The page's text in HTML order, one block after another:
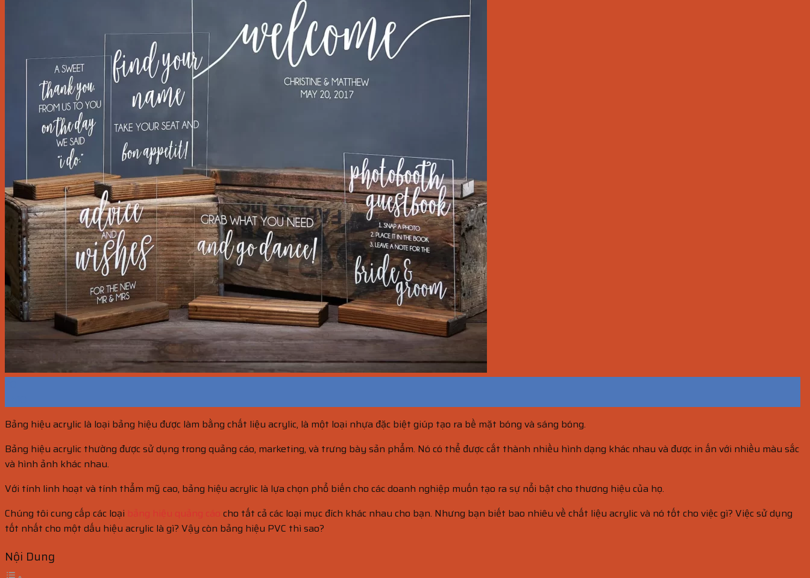
Bảng hiệu acrylic là loại bảng hiệu được làm bằng chất liệu acrylic, là một loại nhựa đặc biệt giúp tạo ra bề mặt bóng và sáng bóng.
Bảng hiệu acrylic thường được sử dụng trong quảng cáo, marketing, và trưng bày sản phẩm. Nó có thể được cắt thành nhiều hình dạng khác nhau và được in ấn với nhiều màu sắc
và hình ảnh khác nhau.
Với tính linh hoạt và tính thẩm mỹ cao, bảng hiệu acrylic là lựa chọn phổ biến cho các doanh nghiệp muốn tạo ra sự nổi bật cho thương hiệu của họ.
Chúng tôi cung cấp các loại bảng hiệu quảng cáo cho tất cả các loại mục đích khác nhau cho bạn. Nhưng bạn biết bao nhiêu về chất liệu acrylic và nó tốt cho việc gì? Việc sử dụng
tốt nhất cho một dấu hiệu acrylic là gì? Vậy còn bảng hiệu PVC thì sao?
Nội Dung